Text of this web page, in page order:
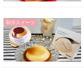
和洋スイーツ